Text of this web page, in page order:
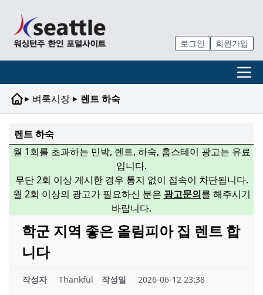
로그인 회원가입
▸ 벼룩시장 ▸ 렌트 하숙
렌트 하숙
월 1회를 초과하는 민박, 렌트, 하숙, 홈스테이 광고는 유료
입니다.
무단 2회 이상 게시한 경우 통지 없이 접속이 차단됩니다.
월 2회 이상의 광고가 필요하신 분은 광고문의를 해주시기
바랍니다.
학군 지역 좋은 올림피아 집 렌트 합
니다
작성자 Thankful 작성일 2026-06-12 23:38